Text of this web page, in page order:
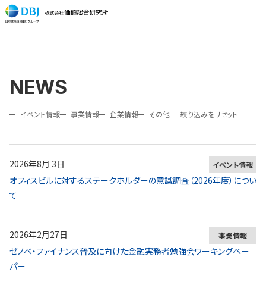
NEWS
イベント情報 事業情報 企業情報 その他 絞り込みをリセット
2026年8月 3日 イベント情報
オフィスビルに対するステークホルダーの意識調査（2026年度）につい
て
2026年2月27日 事業情報
ゼノベ・ファイナンス普及に向けた金融実務者勉強会ワーキングペー
パー